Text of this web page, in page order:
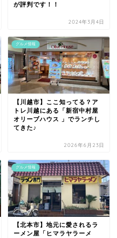
が評判です！！
2024年3月4日
グルメ情報
【川越市】ここ知ってる？ア
トレ川越にある「新宿中村屋
オリーブハウス 」でランチし
てきた♪
2026年6月23日
グルメ情報
【北本市】地元に愛されるラ
ーメン屋「ヒマラヤラーメ